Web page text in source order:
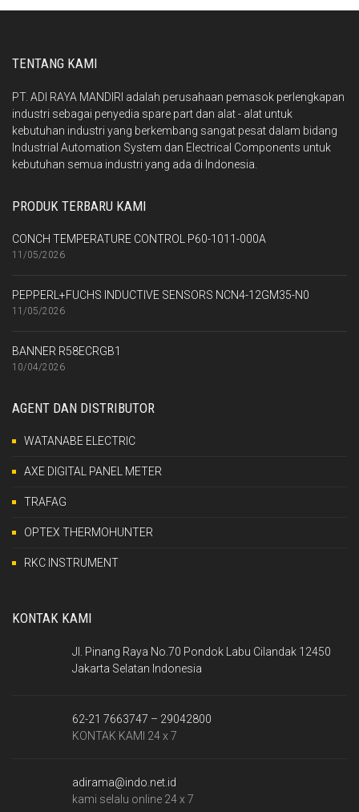
TENTANG KAMI
PT. ADI RAYA MANDIRI adalah perusahaan pemasok perlengkapan
industri sebagai penyedia spare part dan alat - alat untuk
kebutuhan industri yang berkembang sangat pesat dalam bidang
Industrial Automation System dan Electrical Components untuk
kebutuhan semua industri yang ada di Indonesia.
PRODUK TERBARU KAMI
CONCH TEMPERATURE CONTROL P60-1011-000A
11/05/2026
PEPPERL+FUCHS INDUCTIVE SENSORS NCN4-12GM35-N0
11/05/2026
BANNER R58ECRGB1
10/04/2026
AGENT DAN DISTRIBUTOR
WATANABE ELECTRIC
AXE DIGITAL PANEL METER
TRAFAG
OPTEX THERMOHUNTER
RKC INSTRUMENT
KONTAK KAMI
Jl. Pinang Raya No.70 Pondok Labu Cilandak 12450
Jakarta Selatan Indonesia
62-21 7663747 – 29042800
KONTAK KAMI 24 x 7
adirama@indo.net.id
kami selalu online 24 x 7